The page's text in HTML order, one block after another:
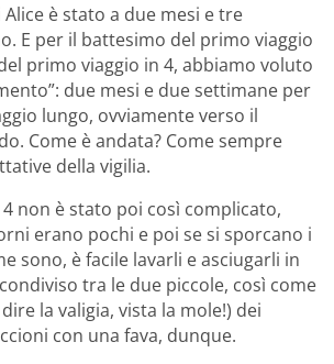
è stato a due mesi e tre
E per il battesimo del primo viaggio
primo viaggio in 4, abbiamo voluto
due mesi e due settimane per
lungo, ovviamente verso il
Come è andata? Come sempre
della vigilia.
non è stato poi così complicato,
erano pochi e poi se si sporcano i
sono, è facile lavarli e asciugarli in
tra le due piccole, così come
la valigia, vista la mole!) dei
con una fava, dunque.